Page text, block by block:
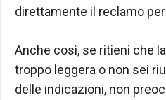
direttamente il reclamo
Anche così, se ritieni che
troppo leggera o non sei
delle indicazioni, non